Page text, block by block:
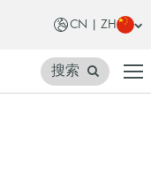
CN | ZH
搜索